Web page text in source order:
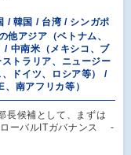
/ 韓国 / 台湾 / シンガポ
他アジア（ベトナム、
/ 中南米（メキシコ、ブ
トラリア、ニュージー
ドイツ、ロシア等） /
南アフリカ等）
長候補として、まずは
ローバルITガバナンス ‐